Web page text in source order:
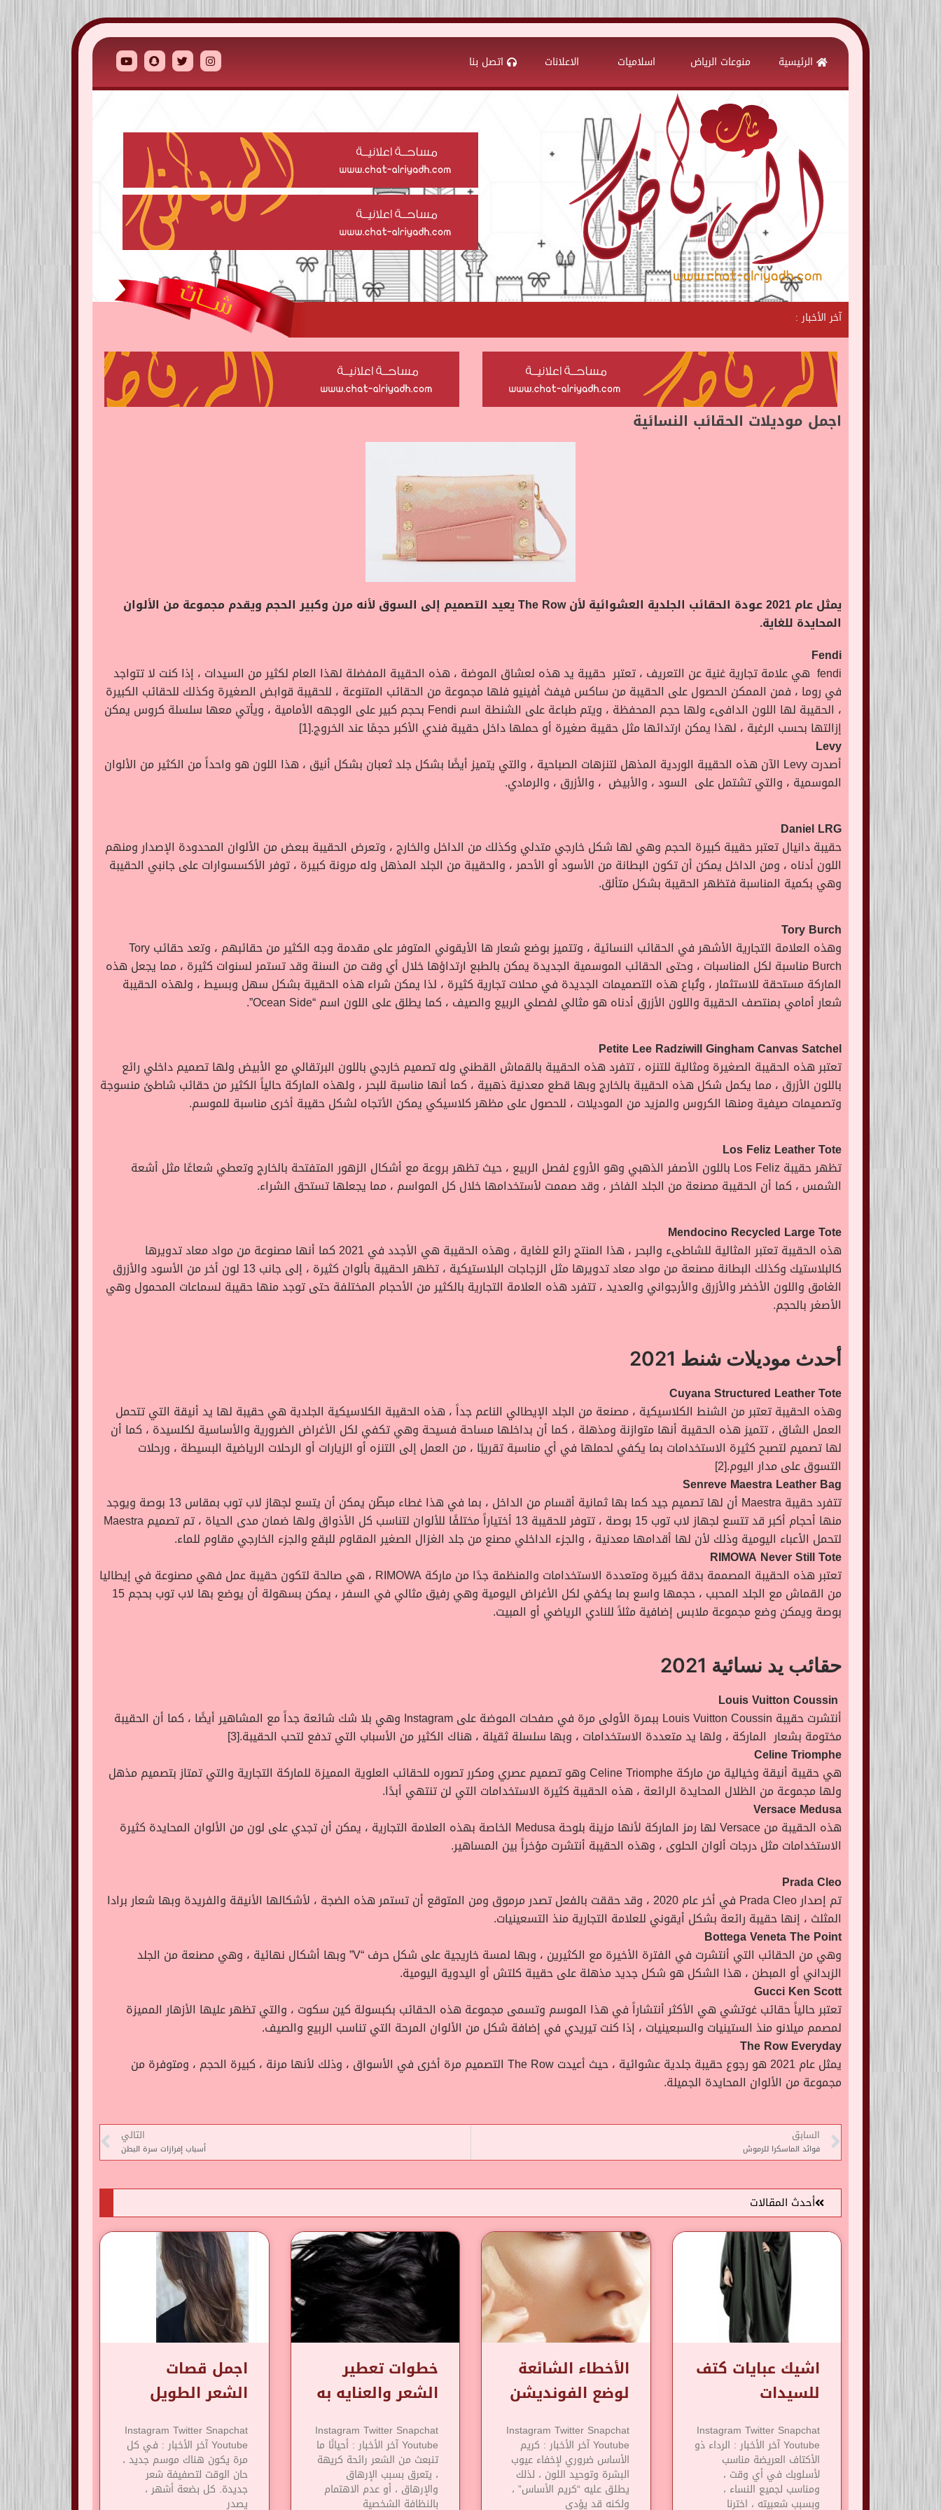
الرئيسية منوعات الرياض اسلاميات الاعلانات اتصل بنا
آخر الأخبار :
اجمل موديلات الحقائب النسائية
يمثل عام 2021 عودة الحقائب الجلدية العشوائية لأن The Row يعيد التصميم إلى السوق لأنه مرن وكبير الحجم ويقدم مجموعة من الألوان
المحايدة للغاية.
Fendi
fendi هي علامة تجارية غنية عن التعريف ، تعتبر حقيبة يد هذه لعشاق الموضة ، هذه الحقيبة المفضلة لهذا العام لكثير من السيدات ، إذا كنت لا تتواجد
في روما ، فمن الممكن الحصول على الحقيبة من ساكس فيفث أفينيو فلها مجموعة من الحقائب المتنوعة ، للحقيبة قوابض الصغيرة وكذلك للحقائب الكبيرة
، الحقيبة لها اللون الدافىء ولها حجم المحفظة ، ويتم طباعة على الشنطة اسم Fendi بحجم كبير على الوجهه الأمامية ، ويأتي معها سلسلة كروس يمكن
إزالتها بحسب الرغبة ، لهذا يمكن ارتدائها مثل حقيبة صغيرة أو حملها داخل حقيبة فندي الأكبر حجمًا عند الخروج.[1]
Levy
أصدرت Levy الآن هذه الحقيبة الوردية المذهل لتنزهات الصباحية ، والتي يتميز أيضًا بشكل جلد ثعبان بشكل أنيق ، هذا اللون هو واحداً من الكثير من الألوان
الموسمية ، والتي تشتمل على السود ، والأبيض ، والأزرق ، والرمادي.
Daniel LRG
حقيبة دانيال تعتبر حقيبة كبيرة الحجم وهي لها شكل خارجي متدلي وكذلك من الداخل والخارج ، وتعرض الحقيبة ببعض من الألوان المحدودة الإصدار ومنهم
اللون أدناه ، ومن الداخل يمكن أن تكون البطانة من الأسود أو الأحمر ، والحقيبة من الجلد المذهل وله مرونة كبيرة ، توفر الأكسسوارات على جانبي الحقيبة
وهي بكمية المناسبة فتظهر الحقيبة بشكل متألق.
Tory Burch
وهذه العلامة التجارية الأشهر في الحقائب النسائية ، وتتميز بوضع شعار ها الأيقوني المتوفر على مقدمة وجه الكثير من حقائبهم ، وتعد حقائب Tory
Burch مناسبة لكل المناسبات ، وحتى الحقائب الموسمية الجديدة يمكن بالطبع ارتداؤها خلال أي وقت من السنة وقد تستمر لسنوات كثيرة ، مما يجعل هذه
الماركة مستحقة للاستثمار ، وتُباع هذه التصميمات الجديدة في محلات تجارية كثيرة ، لذا يمكن شراء هذه الحقيبة بشكل سهل وبسيط ، ولهذه الحقيبة
شعار أمامي بمنتصف الحقيبة واللون الأزرق أدناه هو مثالي لفصلي الربيع والصيف ، كما يطلق على اللون اسم “Ocean Side”.
Petite Lee Radziwill Gingham Canvas Satchel
تعتبر هذه الحقيبة الصغيرة ومثالية للتنزه ، تتفرد هذه الحقيبة بالقماش القطني وله تصميم خارجي باللون البرتقالي مع الأبيض ولها تصميم داخلي رائع
باللون الأزرق ، مما يكمل شكل هذه الحقيبة بالخارج وبها قطع معدنية ذهبية ، كما أنها مناسبة للبحر ، ولهذه الماركة حالياً الكثير من حقائب شاطئ منسوجة
وتصميمات صيفية ومنها الكروس والمزيد من الموديلات ، للحصول على مظهر كلاسيكي يمكن الأتجاه لشكل حقيبة أخرى مناسبة للموسم.
Los Feliz Leather Tote
تظهر حقيبة Los Feliz باللون الأصفر الذهبي وهو الأروع لفصل الربيع ، حيث تظهر بروعة مع أشكال الزهور المتفتحة بالخارج وتعطي شعاعًا مثل أشعة
الشمس ، كما أن الحقيبة مصنعة من الجلد الفاخر ، وقد صممت لأستخدامها خلال كل المواسم ، مما يجعلها تستحق الشراء.
Mendocino Recycled Large Tote
هذه الحقيبة تعتبر المثالية للشاطىء والبحر ، هذا المنتج رائع للغاية ، وهذه الحقيبة هي الأجدد في 2021 كما أنها مصنوعة من مواد معاد تدويرها
كالبلاستيك وكذلك البطانة مصنعة من مواد معاد تدويرها مثل الزجاجات البلاستيكية ، تظهر الحقيبة بألوان كثيرة ، إلى جانب 13 لون أخر من الأسود والأزرق
الغامق واللون الأخضر والأزرق والأرجواني والعديد ، تتفرد هذه العلامة التجارية بالكثير من الأحجام المختلفة حتى توجد منها حقيبة لسماعات المحمول وهي
الأصغر بالحجم.
أحدث موديلات شنط 2021
Cuyana Structured Leather Tote
وهذه الحقيبة تعتبر من الشنط الكلاسيكية ، مصنعة من الجلد الإيطالي الناعم جداً ، هذه الحقيبة الكلاسيكية الجلدية هي حقيبة لها يد أنيقة التي تتحمل
العمل الشاق ، تتميز هذه الحقيبة أنها متوازنة ومذهلة ، كما أن بداخلها مساحة فسيحة وهي تكفي لكل الأغراض الضرورية والأساسية لكلسيدة ، كما أن
لها تصميم لتصبح كثيرة الاستخدامات بما يكفي لحملها في أي مناسبة تقريبًا ، من العمل إلى التنزه أو الزيارات أو الرحلات الرياضية البسيطة ، ورحلات
التسوق على مدار اليوم.[2]
Senreve Maestra Leather Bag
تتفرد حقيبة Maestra أن لها تصميم جيد كما بها ثمانية أقسام من الداخل ، بما في هذا غطاء مبطّن يمكن أن يتسع لجهاز لاب توب بمقاس 13 بوصة ويوجد
منها أحجام أكبر قد تتسع لجهاز لاب توب 15 بوصة ، تتوفر للحقيبة 13 أختياراً مختلفًا للألوان لتناسب كل الأذواق ولها ضمان مدى الحياة ، تم تصميم Maestra
لتحمل الأعباء اليومية وذلك لأن لها أقدامها معدنية ، والجزء الداخلي مصنع من جلد الغزال الصغير المقاوم للبقع والجزء الخارجي مقاوم للماء.
RIMOWA Never Still Tote
تعتبر هذه الحقيبة المصممة بدقة كبيرة ومتعددة الاستخدامات والمنظمة جدًا من ماركة RIMOWA ، هي صالحة لتكون حقيبة عمل فهي مصنوعة في إيطاليا
من القماش مع الجلد المحبب ، حجمها واسع بما يكفي لكل الأغراض اليومية وهي رفيق مثالي في السفر ، يمكن بسهولة أن يوضع بها لاب توب بحجم 15
بوصة ويمكن وضع مجموعة ملابس إضافية مثلاً للنادي الرياضي أو المبيت.
حقائب يد نسائية 2021
أنتشرت حقيبة Louis Vuitton Coussin ببمرة الأولى مرة في صفحات الموضة على Instagram وهي بلا شك شائعة جداً مع المشاهير أيضًا ، كما أن الحقيبة
مختومة بشعار الماركة ، ولها يد متعددة الاستخدامات ، وبها سلسلة ثقيلة ، هناك الكثير من الأسباب التي تدفع لتحب الحقيبة.[3]
Celine Triomphe
هي حقيبة أنيقة وخيالية من ماركة Celine Triomphe وهو تصميم عصري ومكرر تصوره للحقائب العلوية المميزة للماركة التجارية والتي تمتاز بتصميم مذهل
ولها مجموعة من الظلال المحايدة الرائعة ، هذه الحقيبة كثيرة الاستخدامات التي لن تنتهي أبدًا.
Versace Medusa
هذه الحقيبة من Versace لها رمز الماركة لأنها مزينة بلوحة Medusa الخاصة بهذه العلامة التجارية ، يمكن أن تجدي على لون من الألوان المحايدة كثيرة
الاستخدامات مثل درجات ألوان الحلوى ، وهذه الحقيبة أنتشرت مؤخراً بين المساهير.
Prada Cleo
تم إصدار Prada Cleo في أخر عام 2020 ، وقد حققت بالفعل تصدر مرموق ومن المتوقع أن تستمر هذه الضجة ، لأشكالها الأنيقة والفريدة وبها شعار برادا
المثلث ، إنها حقيبة رائعة بشكل أيقوني للعلامة التجارية منذ التسعينيات.
Bottega Veneta The Point
وهي من الحقائب التي أنتشرت في الفترة الأخيرة مع الكثيرين ، وبها لمسة خاريجية على شكل حرف “V” وبها أشكال نهائية ، وهي مصنعة من الجلد
الزبداني أو المبطن ، هذا الشكل هو شكل جديد مذهلة على حقيبة كلتش أو اليدوية اليومية.
Gucci Ken Scott
تعتبر حالياً حقائب غوتشي هي الأكثر أنتشاراً في هذا الموسم وتسمى مجموعة هذه الحقائب بكبسولة كين سكوت ، والتي تظهر عليها الأزهار المميزة
لمصمم ميلانو منذ الستينيات والسبعينيات ، إذا كنت تيريدي في إضافة شكل من الألوان المرحة التي تناسب الربيع والصيف.
The Row Everyday
يمثل عام 2021 هو رجوع حقيبة جلدية عشوائية ، حيث أعيدت The Row التصميم مرة أخرى في الأسواق ، وذلك لأنها مرنة ، كبيرة الحجم ، ومتوفرة من
مجموعة من الألوان المحايدة الجميلة.
السابق
فوائد الماسكرا للرموش
التالي
أسباب إفرازات سرة البطن
أحدث المقالات
اشيك عبايات كتف
للسيدات
Instagram Twitter Snapchat
Youtube آخر الأخبار : الرداء ذو
​​الأكتاف العريضة مناسب
لأسلوبك في أي وقت ،
ومناسب لجميع النساء ،
وبسبب شعبيته ، اخترنا
الأخطاء الشائعة
لوضع الفونديشن
Instagram Twitter Snapchat
Youtube آخر الأخبار : كريم
الأساس ضروري لإخفاء عيوب
البشرة وتوحيد اللون ، لذلك
يطلق عليه “كريم الأساس” ،
ولكنه قد يؤدي
خطوات تعطير
الشعر والعنايه به
Instagram Twitter Snapchat
Youtube آخر الأخبار : أحيانًا ما
تنبعث من الشعر رائحة كريهة
، يتعرق بسبب الإرهاق
والإرهاق ، أو عدم الاهتمام
بالنظافة الشخصية
اجمل قصات
الشعر الطويل
Instagram Twitter Snapchat
Youtube آخر الأخبار : في كل
مرة يكون هناك موسم جديد ،
حان الوقت لتصفيفة شعر
جديدة. كل بضعة أشهر ،
يصدر